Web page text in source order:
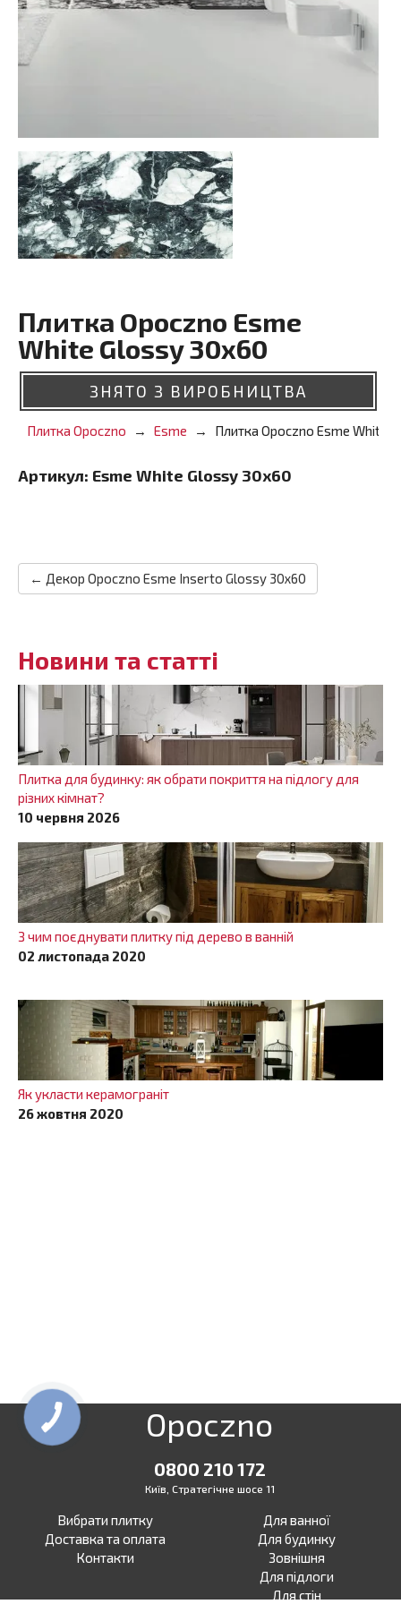
Плитка Opoczno Esme
White Glossy 30x60
ЗНЯТО З ВИРОБНИЦТВА
Плитка Opoczno Esme Плитка Opoczno Esme White
Артикул: Esme White Glossy 30x60
← Декор Opoczno Esme Inserto Glossy 30x60
Новини та статті
Плитка для будинку: як обрати покриття на підлогу для
різних кімнат?
10 червня 2026
З чим поєднувати плитку під дерево в ванній
02 листопада 2020
Як укласти керамограніт
26 жовтня 2020
Opoczno
0800 210 172
Київ, Стратегічне шосе 11
Вибрати плитку
Доставка та оплата
Контакти
Для ванної
Для будинку
Зовнішня
Для підлоги
Для стін